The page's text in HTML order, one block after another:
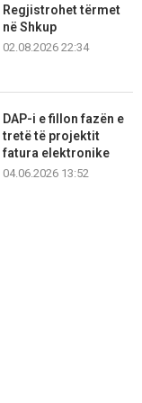
Regjistrohet tërmet
në Shkup
02.08.2026 22:34
DAP-i e fillon fazën e
tretë të projektit
fatura elektronike
04.06.2026 13:52